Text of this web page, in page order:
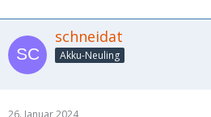
schneidat
Akku-Neuling